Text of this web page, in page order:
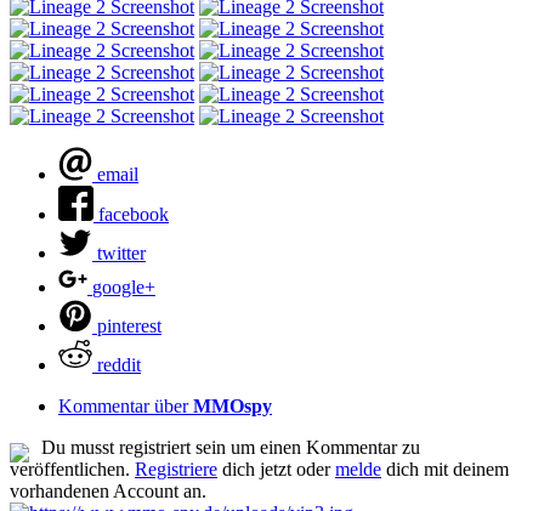
email
facebook
twitter
google+
pinterest
reddit
Kommentar überMMOspy
Du musst registriert sein um einen Kommentar zu
veröffentlichen. Registriere dich jetzt odermelde dich mit deinem
vorhandenen Account an.